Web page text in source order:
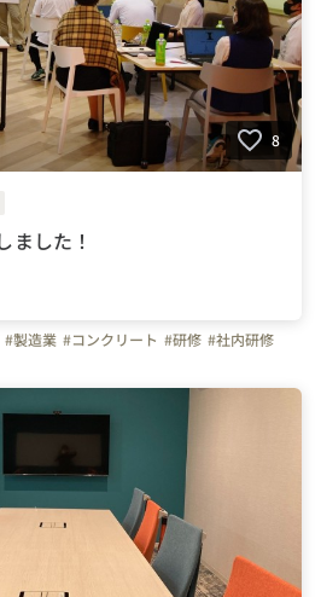
8
ました！
#製造業 #コンクリート #研修 #社内研修